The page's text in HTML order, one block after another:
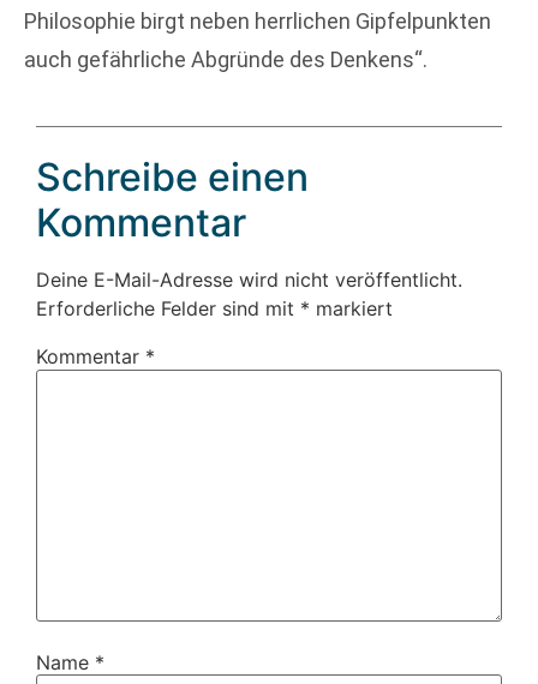
Philosophie birgt neben herrlichen Gipfelpunkten
auch gefährliche Abgründe des Denkens“.
Schreibe einen
Kommentar
Deine E-Mail-Adresse wird nicht veröffentlicht.
Erforderliche Felder sind mit * markiert
Kommentar *
Name *